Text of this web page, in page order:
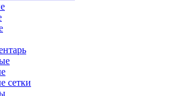
сетки